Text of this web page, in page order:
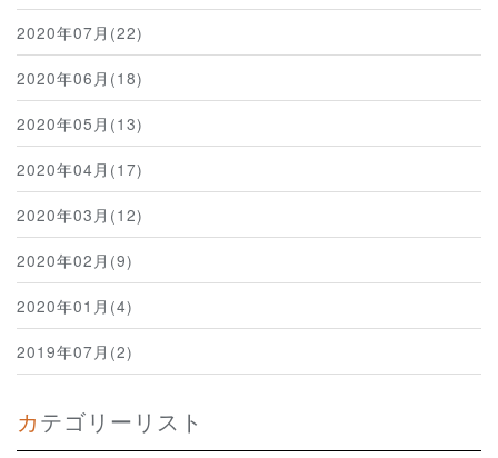
2020年07月(22)
2020年06月(18)
2020年05月(13)
2020年04月(17)
2020年03月(12)
2020年02月(9)
2020年01月(4)
2019年07月(2)
カテゴリーリスト